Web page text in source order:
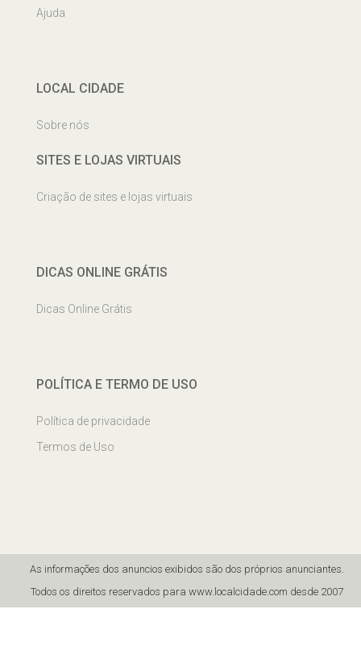
Ajuda
LOCAL CIDADE
Sobre nós
SITES E LOJAS VIRTUAIS
Criação de sites e lojas virtuais
DICAS ONLINE GRÁTIS
Dicas Online Grátis
POLÍTICA E TERMO DE USO
Política de privacidade
Termos de Uso
As informações dos anuncios exibidos são dos próprios anunciantes.
Todos os direitos reservados para www.localcidade.com desde 2007